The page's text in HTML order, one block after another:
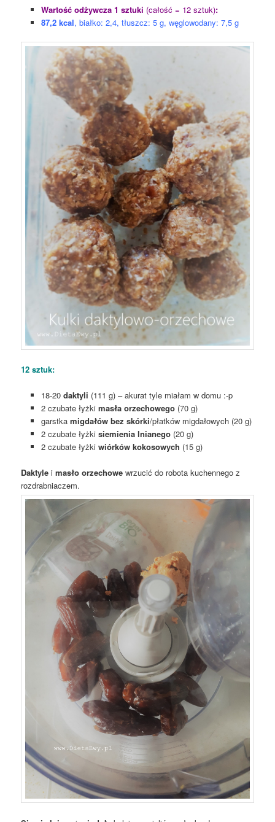
Wartość odżywcza 1 sztuki (całość = 12 sztuk):
87,2 kcal, białko: 2,4, tłuszcz: 5 g, węglowodany: 7,5 g
12 sztuk:
18-20 daktyli (111 g) – akurat tyle miałam w domu :-p
2 czubate łyżki masła orzechowego(70 g)
garstka migdałów bez skórki/płatków migdałowych (20 g)
2 czubate łyżkisiemienia lnianego(20 g)
2 czubate łyżki wiórków kokosowych (15 g)
Daktyle imasło orzechowe wrzucić do robota kuchennego z
rozdrabniaczem.